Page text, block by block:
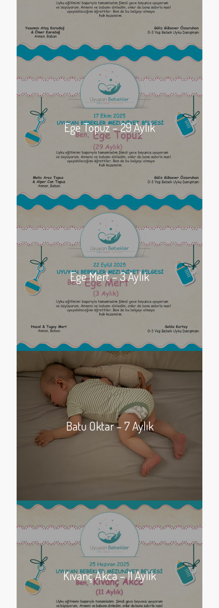
Ege Topuz – 29 Aylık
Ege Mert – 3 Aylık
Batu Oktar – 7 Aylık
Kıvanç Akca – 11 Aylık